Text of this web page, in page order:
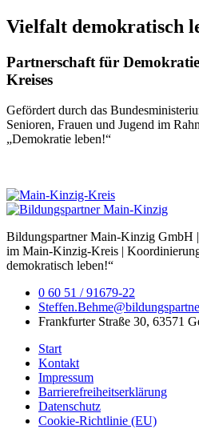
Vielfalt demokratisch
Partnerschaft für
Kreises
Gefördert durch das
Senioren, Frauen und Jugend im
„Demokratie leben!“
Bildungspartner Main-Kinzig GmbH
im Main-Kinzig-Kreis |
demokratisch leben!“
0 60 51 / 91679-22
Frankfurter Straße 30, 63571
Start
Kontakt
Impressum
Barrierefreiheitserklärung
Datenschutz
Cookie-Richtlinie (EU)